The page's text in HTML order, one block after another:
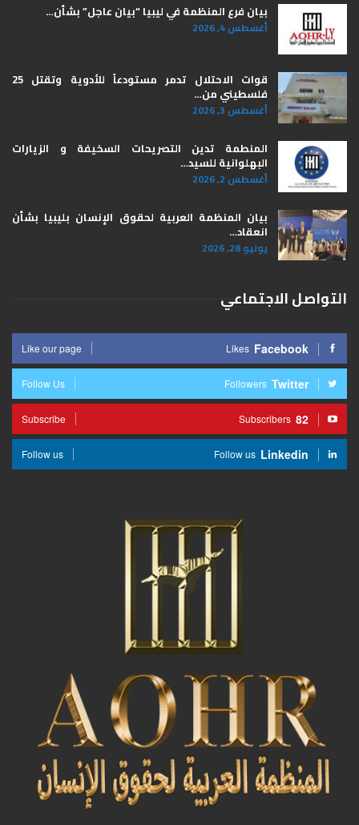
بيان فرع المنظمة في ليبيا “بيان عاجل” بشأن…
أغسطس 4, 2026
قوات الاحتلال تدمر مستودعاً للأدوية وتقتل 25
فلسطيني من…
أغسطس 3, 2026
المنطمة تدين التصريحات السخيفة و الزيارات
البهلوانية للسيد…
أغسطس 2, 2026
بيان المنظمة العربية لحقوق الإنسان بليبيا ​بشأن
انعقاد…
يوليو 28, 2026
التواصل الاجتماعي
Facebook
Likes
Like our page
Twitter
Followers
Follow Us
82
Subscribers
Subscribe
Linkedin
Follow us
Follow us